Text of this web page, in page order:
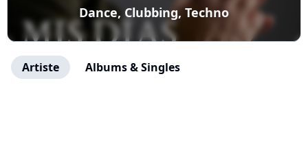
Dance, Clubbing, Techno
Artiste Albums & Singles